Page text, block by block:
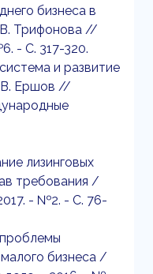
бизнеса в
Трифонова //
- С. 317-320.
и развитие
Ершов //
лизинговых
требования /
- №2. - С. 76-
бизнеса /